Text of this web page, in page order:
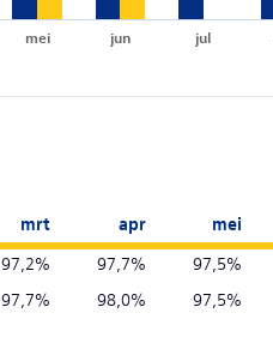
mei jun jul
mrt apr mei
97,2% 97,7% 97,5%
97,7% 98,0% 97,5%